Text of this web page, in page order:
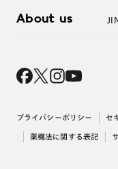
レンズ交換
About us
採用情報
出店について
プライバシーポリシー セ
薬機法に関する表記